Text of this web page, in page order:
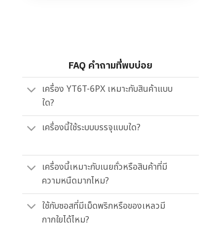
FAQ คำถามที่พบบ่อย
เครื่อง YT6T-6PX เหมาะกับสินค้าแบบ
ใด?
เครื่องนี้ใช้ระบบบรรจุแบบใด?
เครื่องนี้เหมาะกับเนยถั่วหรือสินค้าที่มี
ความหนืดมากไหม?
ใช้กับซอสที่มีเม็ดพริกหรือของเหลวมี
กากใยได้ไหม?